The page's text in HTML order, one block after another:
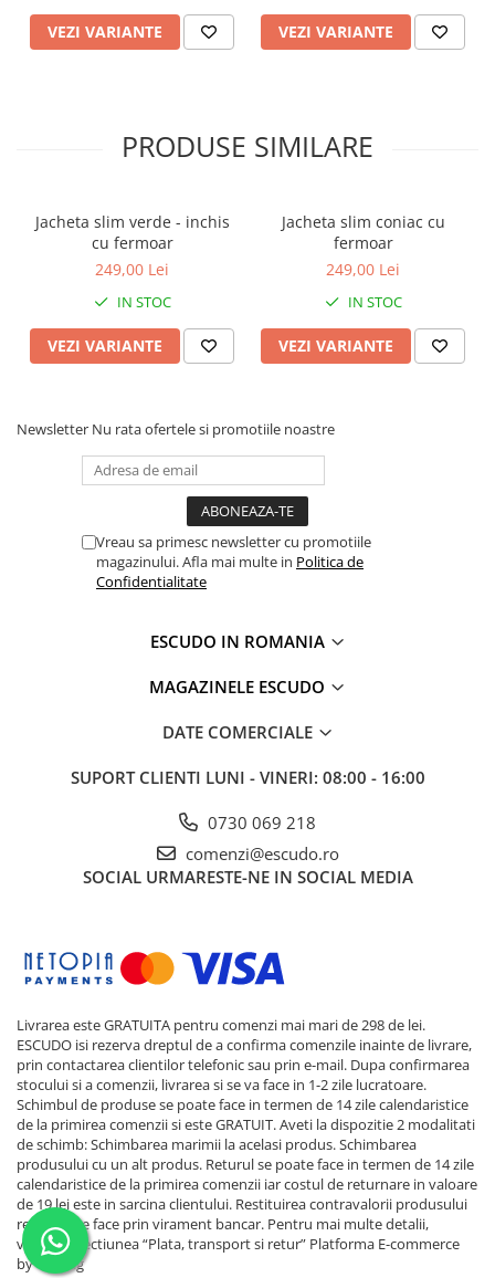
VEZI VARIANTE VEZI VARIANTE
PRODUSE SIMILARE
Jacheta slim verde - inchis
cu fermoar
249,00 Lei
IN STOC
VEZI VARIANTE
Jacheta slim coniac cu
fermoar
249,00 Lei
IN STOC
VEZI VARIANTE
Newsletter Nu rata ofertele si promotiile noastre
Vreau sa primesc newsletter cu promotiile
magazinului. Afla mai multe in Politica de
Confidentialitate
ESCUDO IN ROMANIA
MAGAZINELE ESCUDO
DATE COMERCIALE
SUPORT CLIENTI LUNI - VINERI: 08:00 - 16:00
0730 069 218
comenzi@escudo.ro
SOCIAL URMARESTE-NE IN SOCIAL MEDIA
Livrarea este GRATUITA pentru comenzi mai mari de 298 de lei.
ESCUDO isi rezerva dreptul de a confirma comenzile inainte de livrare,
prin contactarea clientilor telefonic sau prin e-mail. Dupa confirmarea
stocului si a comenzii, livrarea si se va face in 1-2 zile lucratoare.
Schimbul de produse se poate face in termen de 14 zile calendaristice
de la primirea comenzii si este GRATUIT. Aveti la dispozitie 2 modalitati
de schimb: Schimbarea marimii la acelasi produs. Schimbarea
produsului cu un alt produs. Returul se poate face in termen de 14 zile
calendaristice de la primirea comenzii iar costul de returnare in valoare
de 19 lei este in sarcina clientului. Restituirea contravalorii produsului
returnat se face prin virament bancar. Pentru mai multe detalii,
verificati sectiunea “Plata, transport si retur” Platforma E-commerce
by Gomag